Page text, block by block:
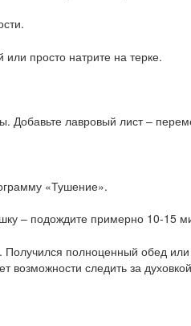
просто натрите на терке.
Добавьте лавровый лист –
«Тушение».
– подождите примерно 10-15
полноценный обед
возможности следить за